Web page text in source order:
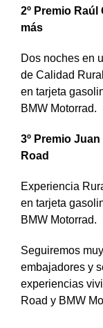
2º Premio
más
Dos noches en
de Calidad
en tarjeta
BMW Motorrad.
3º Premio
Road
Experiencia
en tarjeta
BMW Motorrad.
Seguiremos
embajadores y
experiencias
Road y BMW